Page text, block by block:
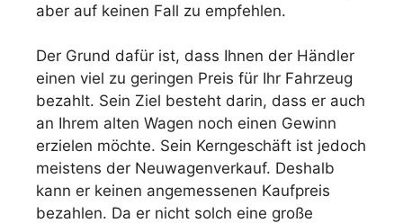
aber auf keinen Fall zu empfehlen.
Der Grund dafür ist, dass Ihnen der Händler
einen viel zu geringen Preis für Ihr Fahrzeug
bezahlt. Sein Ziel besteht darin, dass er auch
an Ihrem alten Wagen noch einen Gewinn
erzielen möchte. Sein Kerngeschäft ist jedoch
meistens der Neuwagenverkauf. Deshalb
kann er keinen angemessenen Kaufpreis
bezahlen. Da er nicht solch eine große